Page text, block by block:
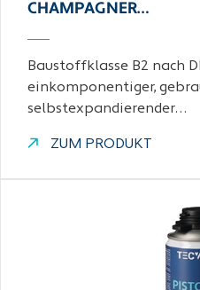
CHAMPAGNER…
Baustoffklasse B2 nach
einkomponentiger,
selbstexpandierender…
ZUM PRODUKT